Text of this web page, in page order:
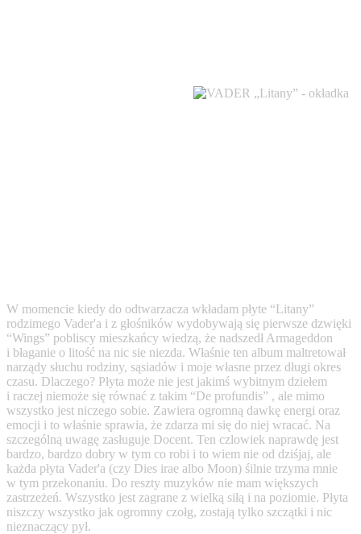
W momencie kiedy do odtwarzacza wkładam płyte “Litany”
rodzimego Vader'a i z głośników wydobywają się pierwsze dzwięki
“Wings” pobliscy mieszkańcy wiedzą, że nadszedł Armageddon
i błaganie o litość na nic sie niezda. Właśnie ten album maltretował
narządy słuchu rodziny, sąsiadów i moje własne przez długi okres
czasu. Dlaczego? Płyta może nie jest jakimś wybitnym dziełem
i raczej niemoże się równać z takim “De profundis” , ale mimo
wszystko jest niczego sobie. Zawiera ogromną dawkę energi oraz
emocji i to właśnie sprawia, że zdarza mi się do niej wracać. Na
szczególną uwagę zasługuje Docent. Ten czlowiek naprawdę jest
bardzo, bardzo dobry w tym co robi i to wiem nie od dziśjaj, ale
każda płyta Vader'a (czy Dies irae albo Moon) śilnie trzyma mnie
w tym przekonaniu. Do reszty muzyków nie mam większych
zastrzeżeń. Wszystko jest zagrane z wielką siłą i na poziomie. Płyta
niszczy wszystko jak ogromny czołg, zostają tylko szczątki i nic
nieznaczący pył.